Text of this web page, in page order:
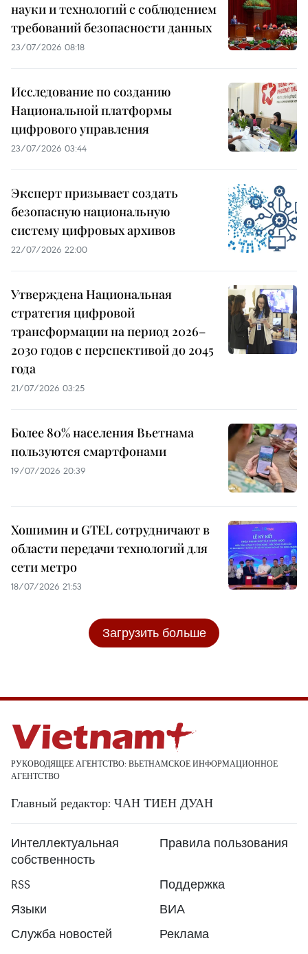
науки и технологий с соблюдением
требований безопасности данных
23/07/2026 08:18
Исследование по созданию
Национальной платформы
цифрового управления
23/07/2026 03:44
Эксперт призывает создать
безопасную национальную
систему цифровых архивов
22/07/2026 22:00
Утверждена Национальная
стратегия цифровой
трансформации на период 2026–
2030 годов с перспективой до 2045
года
21/07/2026 03:25
Более 80% населения Вьетнама
пользуются смартфонами
19/07/2026 20:39
Хошимин и GTEL сотрудничают в
области передачи технологий для
сети метро
18/07/2026 21:53
Загрузить больше
РУКОВОДЯЩЕЕ АГЕНТСТВО: ВЬЕТНАМСКОЕ ИНФОРМАЦИОННОЕ
АГЕНТСТВО
Главный редактор: ЧАН ТИЕН ДУАН
Интеллектуальная
собственность
Правила пользования
RSS
Поддержка
Языки
ВИА
Служба новостей
Реклама